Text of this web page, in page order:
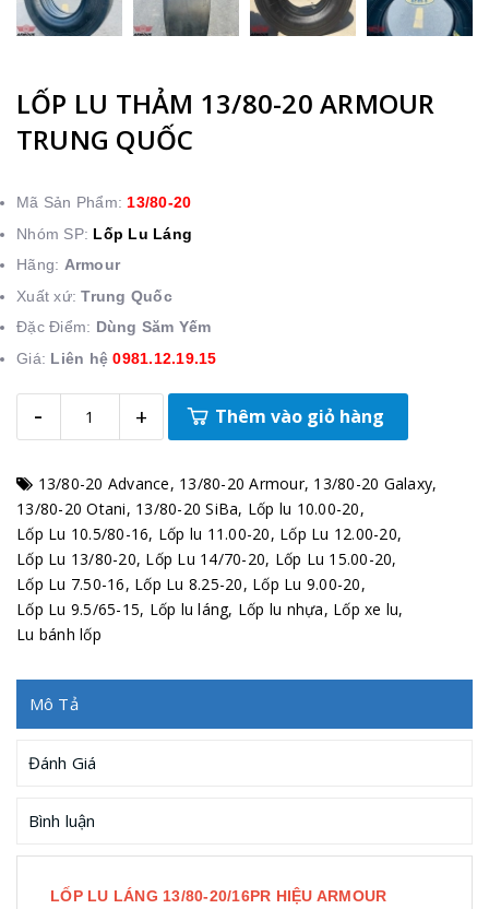
LỐP LU THẢM 13/80-20 ARMOUR
TRUNG QUỐC
Mã Sản Phẩm: 13/80-20
Nhóm SP: Lốp Lu Láng
Hãng: Armour
Xuất xứ: Trung Quốc
Đặc Điểm: Dùng Săm Yếm
Giá: Liên hệ 0981.12.19.15
- + Thêm vào giỏ hàng
13/80-20 Advance, 13/80-20 Armour, 13/80-20 Galaxy,
13/80-20 Otani, 13/80-20 SiBa, Lốp lu 10.00-20,
Lốp Lu 10.5/80-16, Lốp lu 11.00-20, Lốp Lu 12.00-20,
Lốp Lu 13/80-20, Lốp Lu 14/70-20, Lốp Lu 15.00-20,
Lốp Lu 7.50-16, Lốp Lu 8.25-20, Lốp Lu 9.00-20,
Lốp Lu 9.5/65-15, Lốp lu láng, Lốp lu nhựa, Lốp xe lu,
Lu bánh lốp
Mô Tả
Đánh Giá
Bình luận
LỐP LU LÁNG 13/80-20/16PR HIỆU ARMOUR